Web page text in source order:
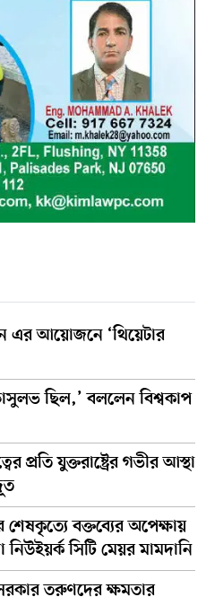
এর আয়োজনে ‘থিয়েটার
ছিল,’ বললেন বিশ্বকাপ
প্রতি যুক্তরাষ্ট্রের গভীর আস্থা
শেষকৃত্যে বক্তব্যের অপেক্ষায়
সিটি মেয়র মামদানি
তরুণদের ক্ষমতার